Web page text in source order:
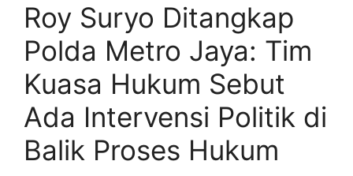
Roy Suryo Ditangkap
Polda Metro Jaya: Tim
Kuasa Hukum Sebut
Ada Intervensi Politik di
Balik Proses Hukum